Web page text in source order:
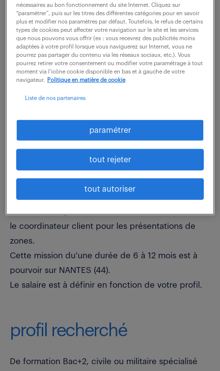
Vous intervenez sur des travaux d'inspection
qualité pour les programmes avion, contrôlez les
opérations de montage en début de chaîne
d'assemblage et sur chantiers, inspectez et
mesurez les produits ou équipements par rapport
aux spécifications et exigences du cahier des
charges et attestez la conformité des produits à
liées à l'assemblage, assistez et certifiez les phases
d'ajustage et d'assemblage des tronçons, et
saisissez les anomalies constatées. Vous réalisez
les AM et NC et émettez les litiges et les
transmettez aux support technique, vérifiez et
validez les dérogations, vous émettez les
le coordinateur client pour les présentations de
zones.
Cette mission du'une durée de 6 à 12 mois est à
pourvoir sur NANTES (44).
Le salaire est à définir en fonction de votre profil.
profil recherché
De formation Bac+2, civile ou militaire spécialisé
nécessaires au bon fonctionnement du site Internet. Cliquez sur
“paramétrer”, puis sur les titres des différentes catégories pour en savoir
plus et modifier nos paramètres par défaut. Toutefois, le refus de certains
types de cookies peut affecter votre navigation sur le site et les services
que nous pouvons vous offrir (ex : vous recevrez des publicités moins
adaptées à votre profil lorsque vous naviguerez sur Internet, vous ne
pourrez pas partager du contenu via les réseaux sociaux, etc.). Vous
pourrez retirer votre consentement ou modifier votre paramétrage à tout
moment via l’icône cookie disponible en bas et à gauche de votre
navigateur.
Politique en matière de cookie
Liste de nos partenaires
paramétrer
tout rejeter
tout autoriser